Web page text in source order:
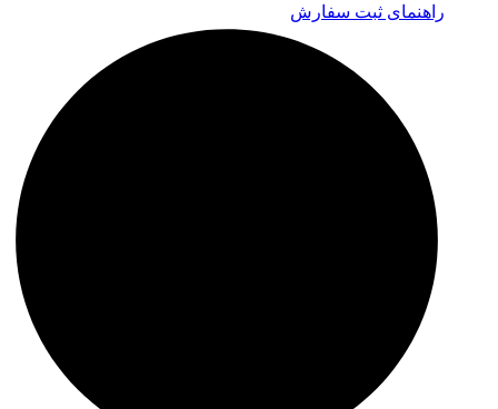
راهنمای ثبت سفارش